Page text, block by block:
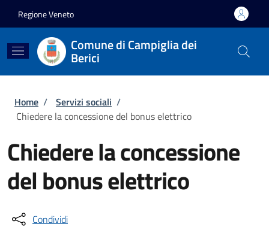
Regione Veneto
Comune di Campiglia dei
Berici
Briciole di pane
Home / Servizi sociali /
Chiedere la concessione del bonus elettrico
Chiedere la concessione
del bonus elettrico
Condividi